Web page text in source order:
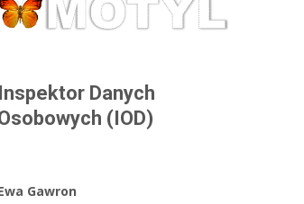
Inspektor Danych
(IOD)
Gawron